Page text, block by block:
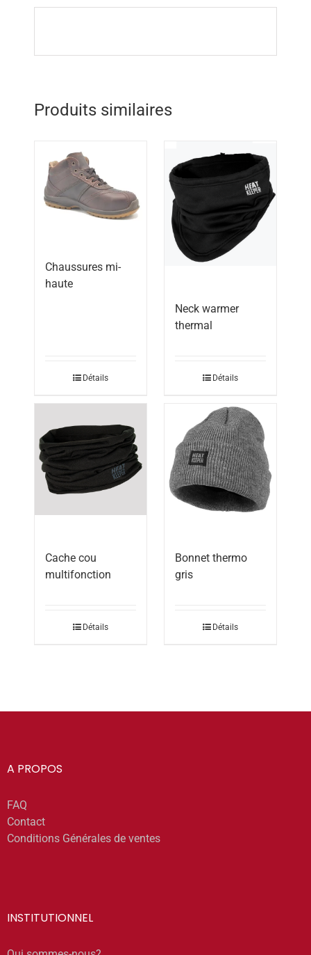
Produits similaires
Chaussures mi-
haute
Détails
Neck warmer
thermal
Détails
Cache cou
multifonction
Détails
Bonnet thermo
gris
Détails
A PROPOS
FAQ
Contact
Conditions Générales de ventes
INSTITUTIONNEL